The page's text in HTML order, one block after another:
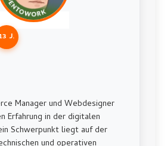
J.
Manager und Webdesigner
Erfahrung in der digitalen
Schwerpunkt liegt auf der